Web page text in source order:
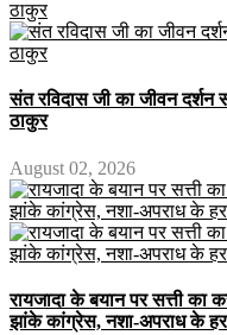
संत रविदास जी का जीवन दर्शन
ठाकुर
August 02, 2026
रायजादा के बयान पर सत्ती का
झांके कांग्रेस, नशा-अपराध के